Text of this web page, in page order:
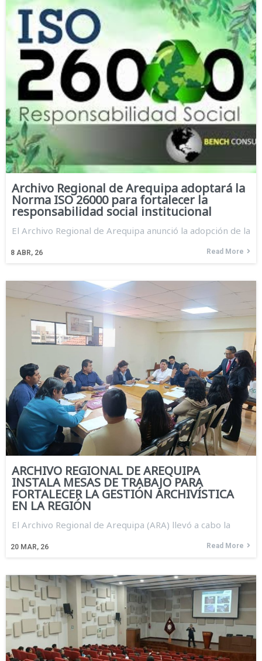
Archivo Regional de Arequipa adoptará la
Norma ISO 26000 para fortalecer la
responsabilidad social institucional
8 ABR, 26
El Archivo Regional de Arequipa anunció la adopción de la
Read More
ARCHIVO REGIONAL DE AREQUIPA
INSTALA MESAS DE TRABAJO PARA
FORTALECER LA GESTIÓN ARCHIVÍSTICA
EN LA REGIÓN
20 MAR, 26
El Archivo Regional de Arequipa (ARA) llevó a cabo la
Read More